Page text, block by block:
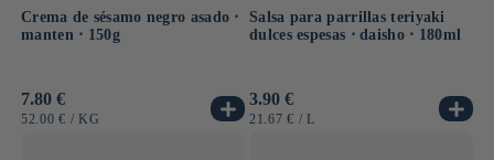
Crema de sésamo negro asado ⋅
manten ⋅ 150g
Precio
habitual
7.80 €
PRECIO
52.00 € / POR
KG
Salsa para parrillas teriyaki
dulces espesas ⋅ daisho ⋅ 180ml
Precio
habitual
3.90 €
PRECIO
21.67 € / POR
L